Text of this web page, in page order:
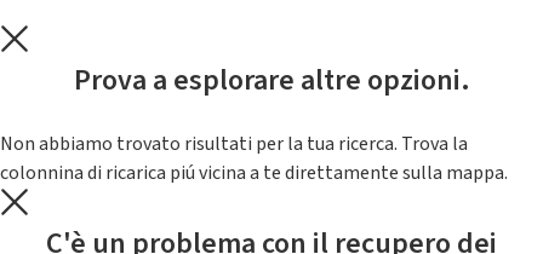
Prova a esplorare altre opzioni.
Non abbiamo trovato risultati per la tua ricerca. Trova la
colonnina di ricarica piú vicina a te direttamente sulla mappa.
C'è un problema con il recupero dei